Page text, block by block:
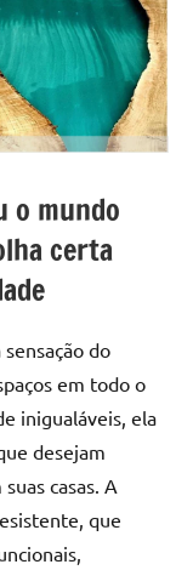
o mundo
certa
do
em todo o
inigualáveis, ela
desejam
casas. A
que